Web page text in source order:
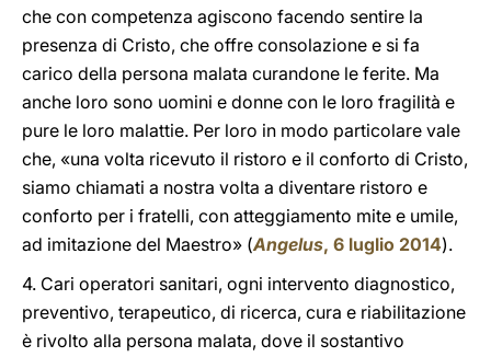
che con competenza agiscono facendo sentire la
presenza di Cristo, che offre consolazione e si fa
carico della persona malata curandone le ferite. Ma
anche loro sono uomini e donne con le loro fragilità e
pure le loro malattie. Per loro in modo particolare vale
che, «una volta ricevuto il ristoro e il conforto di Cristo,
siamo chiamati a nostra volta a diventare ristoro e
conforto per i fratelli, con atteggiamento mite e umile,
ad imitazione del Maestro» (Angelus, 6 luglio 2014).
4. Cari operatori sanitari, ogni intervento diagnostico,
preventivo, terapeutico, di ricerca, cura e riabilitazione
è rivolto alla persona malata, dove il sostantivo